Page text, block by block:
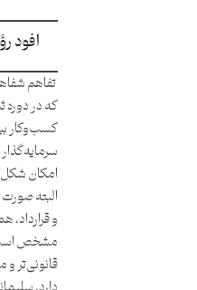
افود
تفاهم
که در دوره
کسب‌وکار
امکان
البته
و قرارداد،
مشخص
قانونی‌تر